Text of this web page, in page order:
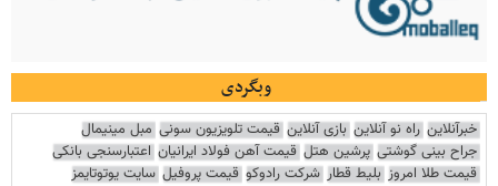
وبگردی
خبرآنلاین راه نو آنلاین بازی آنلاین قیمت تلویزیون سونی مبل مینیمال
جراح بینی گوشتی پرشین هتل قیمت آهن فولاد ایرانیان اعتبارسنجی بانکی
قیمت طلا امروز بلیط قطار شرکت رادوکو قیمت پروفیل سایت یوتوتایمز